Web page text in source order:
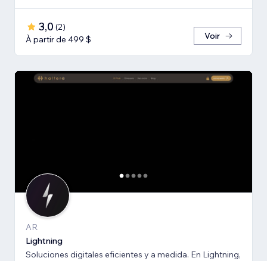
3,0 (2)
À partir de 499 $
Voir
AR
Lightning
Soluciones digitales eficientes y a medida. En Lightning,